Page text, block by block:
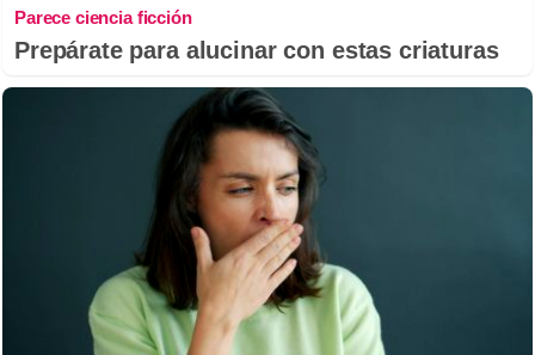
Parece ciencia ficción
Prepárate para alucinar con estas criaturas